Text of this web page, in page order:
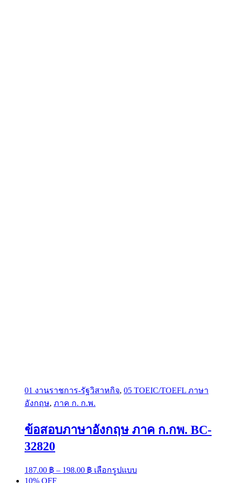
01 งานราชการ-รัฐวิสาหกิจ, 05 TOEIC/TOEFL ภาษา
อังกฤษ, ภาค ก. ก.พ.
ข้อสอบภาษาอังกฤษ ภาค ก.กพ. BC-
32820
187.00 ฿ – 198.00 ฿ Price
range:
เลือกรูปแบบ
product
10% OFF